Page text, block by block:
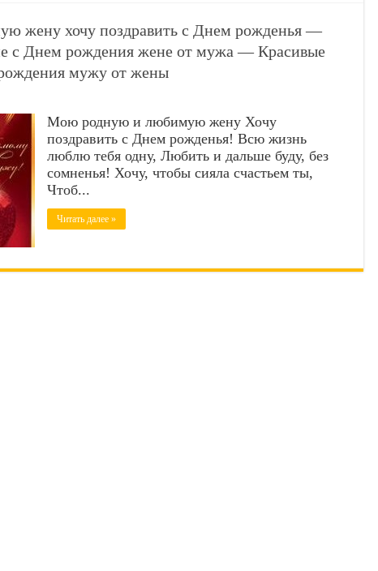
жену хочу поздравить с Днем рожденья —
с Днем рождения жене от мужа — Красивые
мужу от жены
Мою родную и любимую жену Хочу
поздравить с Днем рожденья! Всю жизнь
люблю тебя одну, Любить и дальше буду, без
сомненья! Хочу, чтобы сияла счастьем ты,
Чтоб...
Читать далее »